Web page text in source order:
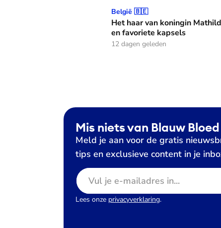
Het haar van koningin Mathilde: alles over
België 🇧🇪
Het haar van koningin
en favoriete kapsels
12 dagen geleden
Mis niets van Blauw Bloed
Meld je aan voor de gratis
tips en exclusieve content in je
E-mailadres
Lees onze privacyverklaring.